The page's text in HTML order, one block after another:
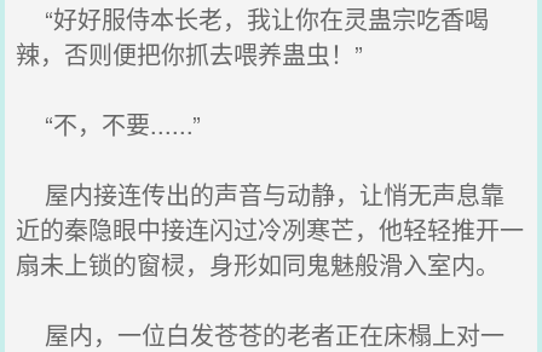
“好好服侍本长老，我让你在灵蛊宗吃香喝
辣，否则便把你抓去喂养蛊虫！”
“不，不要......”
屋内接连传出的声音与动静，让悄无声息靠
近的秦隐眼中接连闪过冷冽寒芒，他轻轻推开一
扇未上锁的窗棂，身形如同鬼魅般滑入室内。
屋内，一位白发苍苍的老者正在床榻上对一